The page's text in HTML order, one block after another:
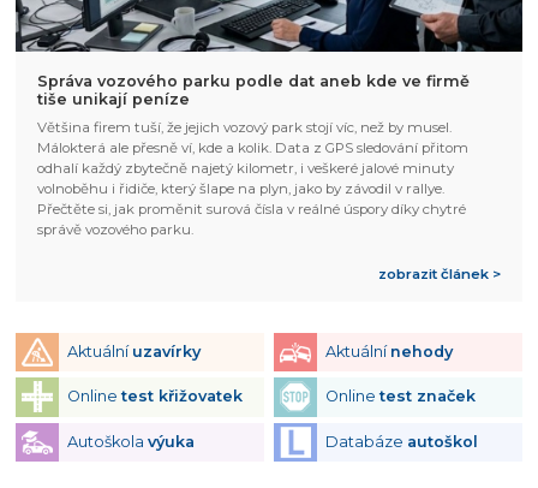
Správa vozového parku podle dat aneb kde ve firmě
tiše unikají peníze
Většina firem tuší, že jejich vozový park stojí víc, než by musel.
Málokterá ale přesně ví, kde a kolik. Data z GPS sledování přitom
odhalí každý zbytečně najetý kilometr, i veškeré jalové minuty
volnoběhu i řidiče, který šlape na plyn, jako by závodil v rallye.
Přečtěte si, jak proměnit surová čísla v reálné úspory díky chytré
správě vozového parku.
zobrazit článek >
Aktuální uzavírky Aktuální nehody
Onlinetest křižovatek Onlinetest značek
Autoškola výuka Databáze autoškol